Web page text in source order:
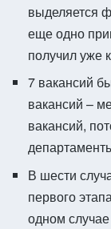
выделяется
еще одно
получил уже
7 вакансий
вакансий –
вакансий,
В шести
первого
одном